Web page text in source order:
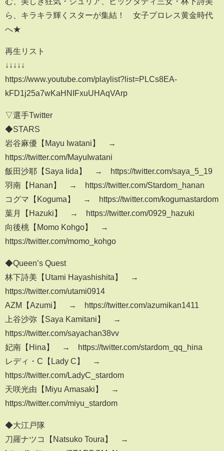
ら、キラキラ輝くスターが集結！ 女子プロレス黄金時代
へ★
再生リスト
↓↓↓↓↓
https://www.youtube.com/playlist?list=PLCs8EA-
kFD1j25a7wKaHNIFxuUHAqVArp
▽選手Twitter
◆STARS
岩谷麻優【Mayu Iwatani】 →
https://twitter.com/MayuIwatani
飯田沙耶【Saya Iida】 → https://twitter.com/saya_5_19
羽南【Hanan】 → https://twitter.com/Stardom_hanan
コグマ【Koguma】 → https://twitter.com/kogumastardom
葉月【Hazuki】 → https://twitter.com/0929_hazuki
向後桃【Momo Kohgo】 →
https://twitter.com/momo_kohgo
◆Queen’s Quest
林下詩美【Utami Hayashishita】 →
https://twitter.com/utami0914
AZM【Azumi】 → https://twitter.com/azumikan1411
上谷沙弥【Saya Kamitani】 →
https://twitter.com/sayachan38vv
妃南【Hina】 → https://twitter.com/stardom_qq_hina
レディ・C【Lady C】 →
https://twitter.com/LadyC_stardom
天咲光由【Miyu Amasaki】 →
https://twitter.com/miyu_stardom
◆大江戸隊
刀羅ナツコ【Natsuko Toura】 →